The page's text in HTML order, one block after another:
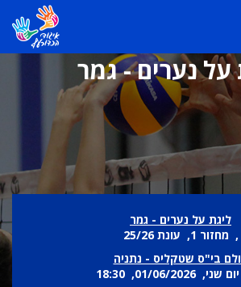
על נערים - גמר
ליגת על נערים - גמר
, מחזור 1, עונת 25/26
בי"ס שטקליס - נתניה
01/06/2026, 18:30